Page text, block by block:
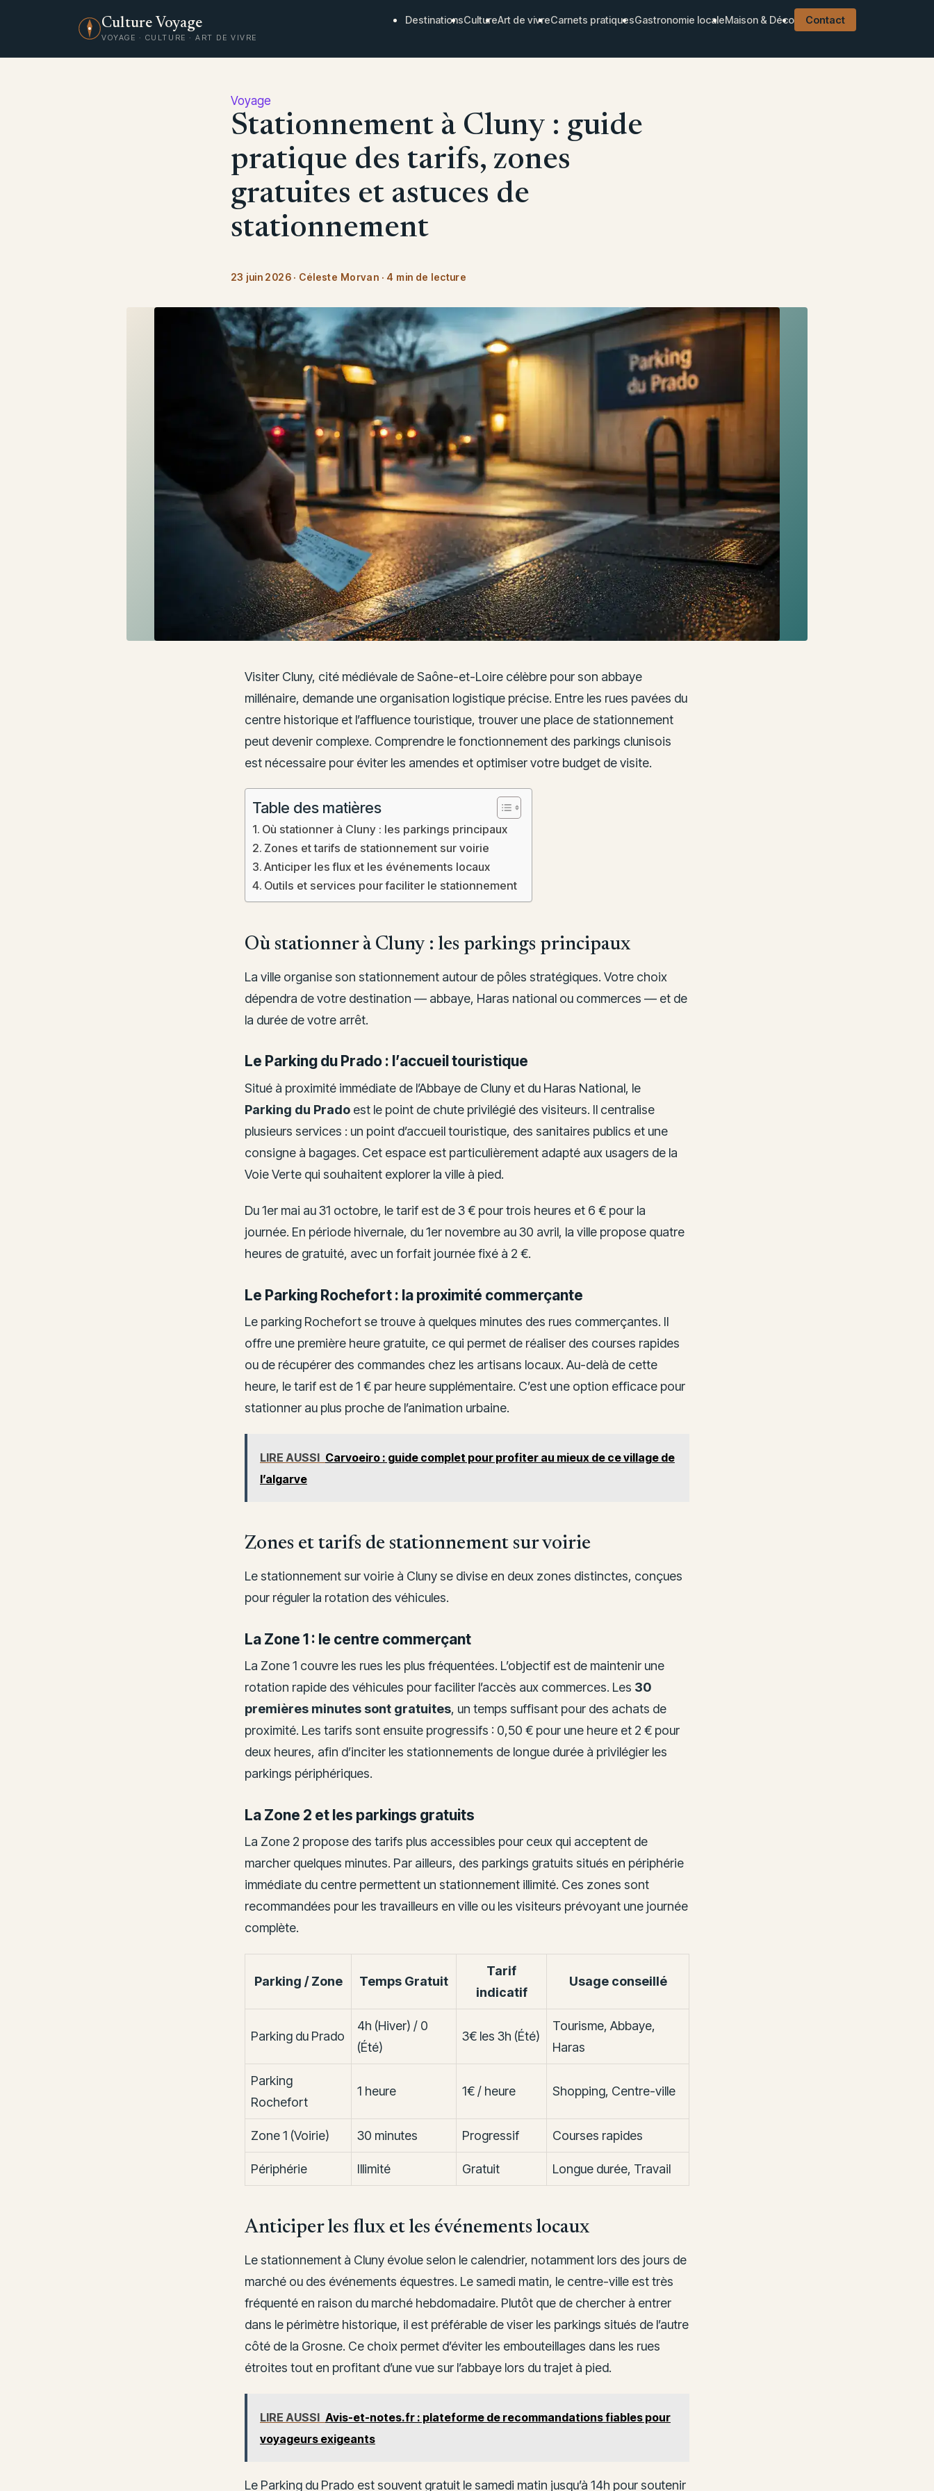
Culture Voyage
VOYAGE · CULTURE · ART DE VIVRE
DestinationsCultureArt de vivreCarnets pratiquesGastronomie localeMaison & Déco Contact
Voyage
Stationnement à Cluny : guide
pratique des tarifs, zones
gratuites et astuces de
stationnement
23 juin 2026 · Céleste Morvan · 4 min de lecture
Visiter Cluny, cité médiévale de Saône-et-Loire célèbre pour son abbaye
millénaire, demande une organisation logistique précise. Entre les rues pavées du
centre historique et l’affluence touristique, trouver une place de stationnement
peut devenir complexe. Comprendre le fonctionnement des parkings clunisois
est nécessaire pour éviter les amendes et optimiser votre budget de visite.
Table des matières
Où stationner à Cluny : les parkings principaux
Zones et tarifs de stationnement sur voirie
Anticiper les flux et les événements locaux
Outils et services pour faciliter le stationnement
Où stationner à Cluny : les parkings principaux
La ville organise son stationnement autour de pôles stratégiques. Votre choix
dépendra de votre destination — abbaye, Haras national ou commerces — et de
la durée de votre arrêt.
Le Parking du Prado : l’accueil touristique
Situé à proximité immédiate de l’Abbaye de Cluny et du Haras National, le
Parking du Prado est le point de chute privilégié des visiteurs. Il centralise
plusieurs services : un point d’accueil touristique, des sanitaires publics et une
consigne à bagages. Cet espace est particulièrement adapté aux usagers de la
Voie Verte qui souhaitent explorer la ville à pied.
Du 1er mai au 31 octobre, le tarif est de 3 € pour trois heures et 6 € pour la
journée. En période hivernale, du 1er novembre au 30 avril, la ville propose quatre
heures de gratuité, avec un forfait journée fixé à 2 €.
Le Parking Rochefort : la proximité commerçante
Le parking Rochefort se trouve à quelques minutes des rues commerçantes. Il
offre une première heure gratuite, ce qui permet de réaliser des courses rapides
ou de récupérer des commandes chez les artisans locaux. Au-delà de cette
heure, le tarif est de 1 € par heure supplémentaire. C’est une option efficace pour
stationner au plus proche de l’animation urbaine.
LIRE AUSSI Carvoeiro : guide complet pour profiter au mieux de ce village de
l’algarve
Zones et tarifs de stationnement sur voirie
Le stationnement sur voirie à Cluny se divise en deux zones distinctes, conçues
pour réguler la rotation des véhicules.
La Zone 1 : le centre commerçant
La Zone 1 couvre les rues les plus fréquentées. L’objectif est de maintenir une
rotation rapide des véhicules pour faciliter l’accès aux commerces. Les 30
premières minutes sont gratuites, un temps suffisant pour des achats de
proximité. Les tarifs sont ensuite progressifs : 0,50 € pour une heure et 2 € pour
deux heures, afin d’inciter les stationnements de longue durée à privilégier les
parkings périphériques.
La Zone 2 et les parkings gratuits
La Zone 2 propose des tarifs plus accessibles pour ceux qui acceptent de
marcher quelques minutes. Par ailleurs, des parkings gratuits situés en périphérie
immédiate du centre permettent un stationnement illimité. Ces zones sont
recommandées pour les travailleurs en ville ou les visiteurs prévoyant une journée
complète.
Parking / Zone Temps Gratuit
Tarif
indicatif
Usage conseillé
Parking du Prado
4h (Hiver) / 0
(Été)
3€ les 3h (Été)
Tourisme, Abbaye,
Haras
Parking
Rochefort
1 heure 1€ / heure Shopping, Centre-ville
Zone 1 (Voirie) 30 minutes Progressif Courses rapides
Périphérie Illimité Gratuit Longue durée, Travail
Anticiper les flux et les événements locaux
Le stationnement à Cluny évolue selon le calendrier, notamment lors des jours de
marché ou des événements équestres. Le samedi matin, le centre-ville est très
fréquenté en raison du marché hebdomadaire. Plutôt que de chercher à entrer
dans le périmètre historique, il est préférable de viser les parkings situés de l’autre
côté de la Grosne. Ce choix permet d’éviter les embouteillages dans les rues
étroites tout en profitant d’une vue sur l’abbaye lors du trajet à pied.
LIRE AUSSI Avis-et-notes.fr : plateforme de recommandations fiables pour
voyageurs exigeants
Le Parking du Prado est souvent gratuit le samedi matin jusqu’à 14h pour soutenir